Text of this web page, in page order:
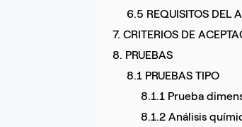
6.5 REQUISITOS DEL
7. CRITERIOS DE
8. PRUEBAS
8.1 PRUEBAS TIPO
8.1.1 Prueba
8.1.2 Análisis